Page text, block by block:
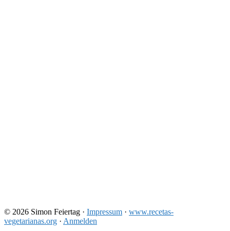
© 2026 Simon Feiertag · Impressum · www.recetas-
vegetarianas.org · Anmelden